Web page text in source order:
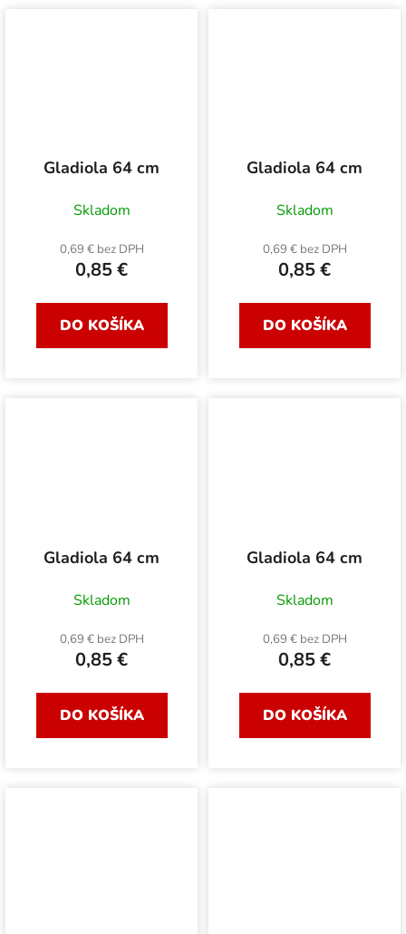
Gladiola 64 cm
Skladom
0,69 € bez DPH
0,85 €
DO KOŠÍKA
Gladiola 64 cm
Skladom
0,69 € bez DPH
0,85 €
DO KOŠÍKA
Gladiola 64 cm
Skladom
0,69 € bez DPH
0,85 €
DO KOŠÍKA
Gladiola 64 cm
Skladom
0,69 € bez DPH
0,85 €
DO KOŠÍKA